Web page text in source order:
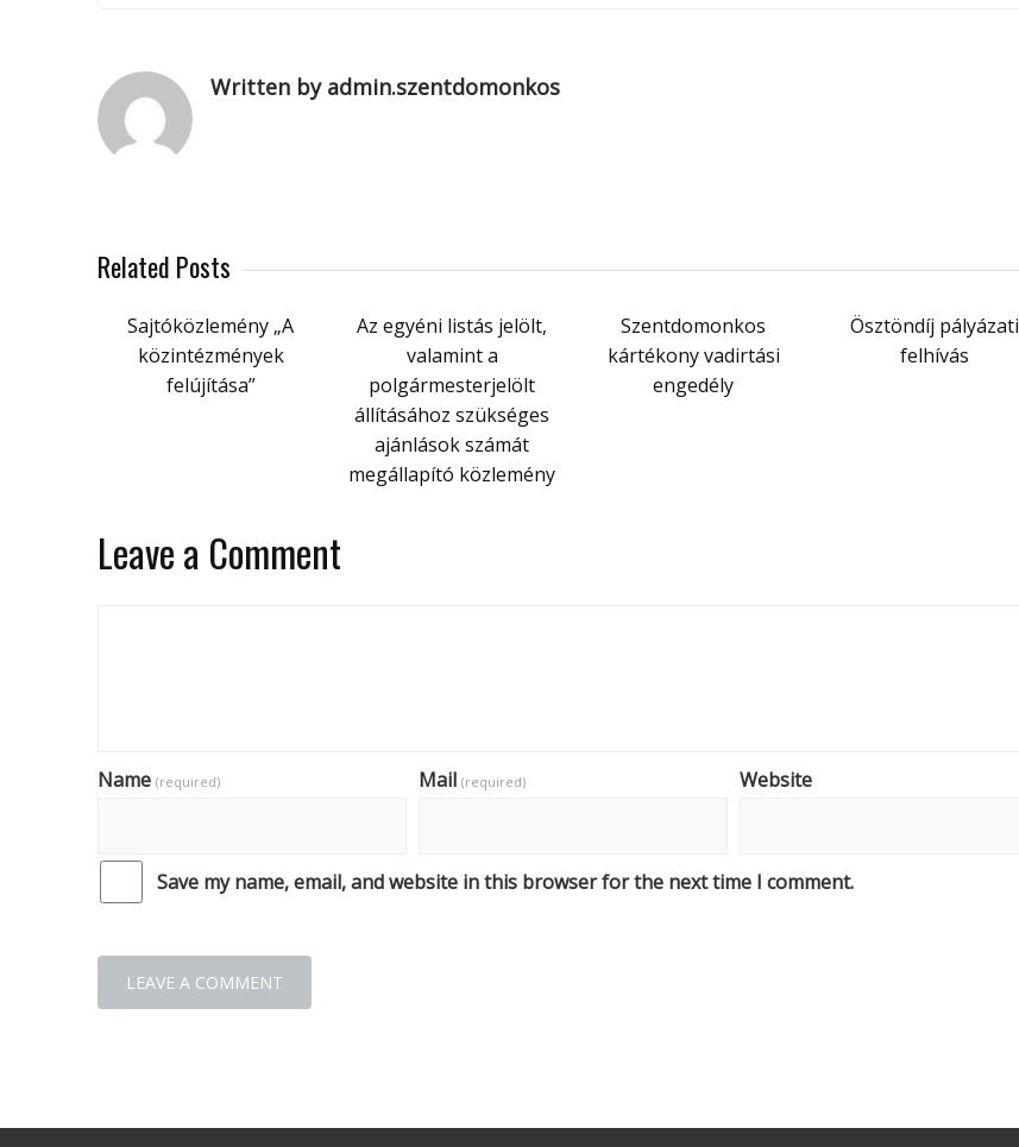
Written by admin.szentdomonkos
Related Posts
Sajtóközlemény „A
közintézmények
felújítása”
Az egyéni listás jelölt,
valamint a
polgármesterjelölt
állításához szükséges
ajánlások számát
megállapító közlemény
Szentdomonkos
kártékony vadirtási
engedély
Ösztöndíj pályázati
felhívás
Leave a Comment
Name (required) Mail (required) Website
Save my name, email, and website in this browser for the next time I comment.